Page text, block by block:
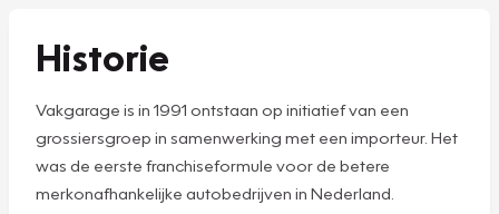
Historie
Vakgarage is in 1991 ontstaan op initiatief van een
grossiersgroep in samenwerking met een importeur. Het
was de eerste franchiseformule voor de betere
merkonafhankelijke autobedrijven in Nederland.